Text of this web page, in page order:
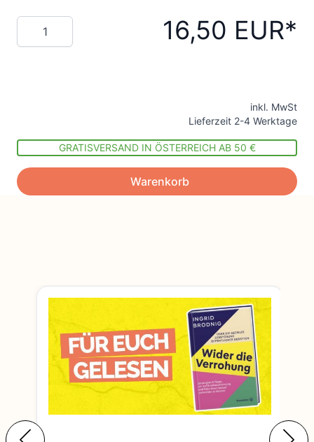
Menge 16,50 EUR
inkl. MwSt
Lieferzeit 2-4 Werktage
GRATISVERSAND IN ÖSTERREICH AB 50 €
Warenkorb